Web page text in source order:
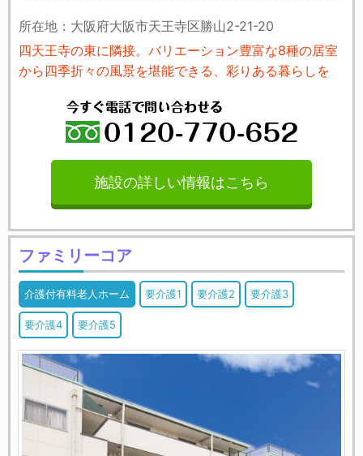
所在地：大阪府大阪市天王寺区勝山2-21-20
四天王寺の東に隣接。バリエーション豊富な8種の居室
から四季折々の風景を堪能できる、彩りある暮らしを
施設の詳しい情報はこちら
ファミリーコア
介護付有料老人ホーム 要介護1 要介護2 要介護3
要介護4 要介護5